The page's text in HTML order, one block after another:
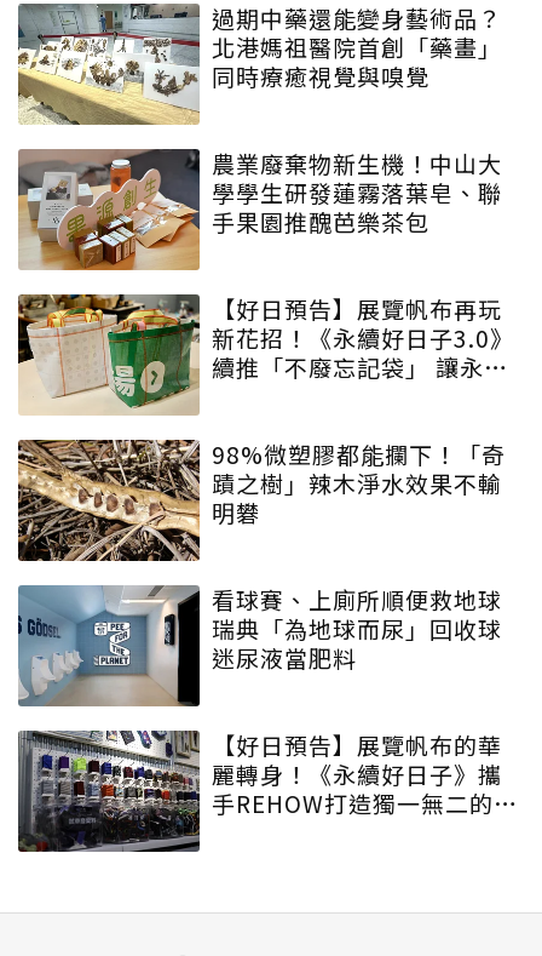
過期中藥還能變身藝術品？
北港媽祖醫院首創「藥畫」
同時療癒視覺與嗅覺
農業廢棄物新生機！中山大
學學生研發蓮霧落葉皂、聯
手果園推醜芭樂茶包
【好日預告】展覽帆布再玩
新花招！《永續好日子3.0》
續推「不廢忘記袋」 讓永續
98%微塑膠都能攔下！「奇
蹟之樹」辣木淨水效果不輸
明礬
看球賽、上廁所順便救地球
瑞典「為地球而尿」回收球
迷尿液當肥料
【好日預告】展覽帆布的華
麗轉身！《永續好日子》攜
手REHOW打造獨一無二的